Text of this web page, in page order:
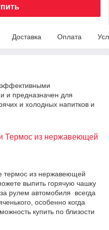
Доставка Оплата
и предназначен для
и холодных напитков и
Термос из нержавеющей
термос из нержавеющей
выпить горячую чашку
рулем автомобиля всегда
особенно когда
купить по близости